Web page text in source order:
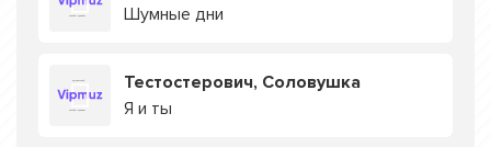
Шумные дни
Тестостерович, Соловушка
Я и ты